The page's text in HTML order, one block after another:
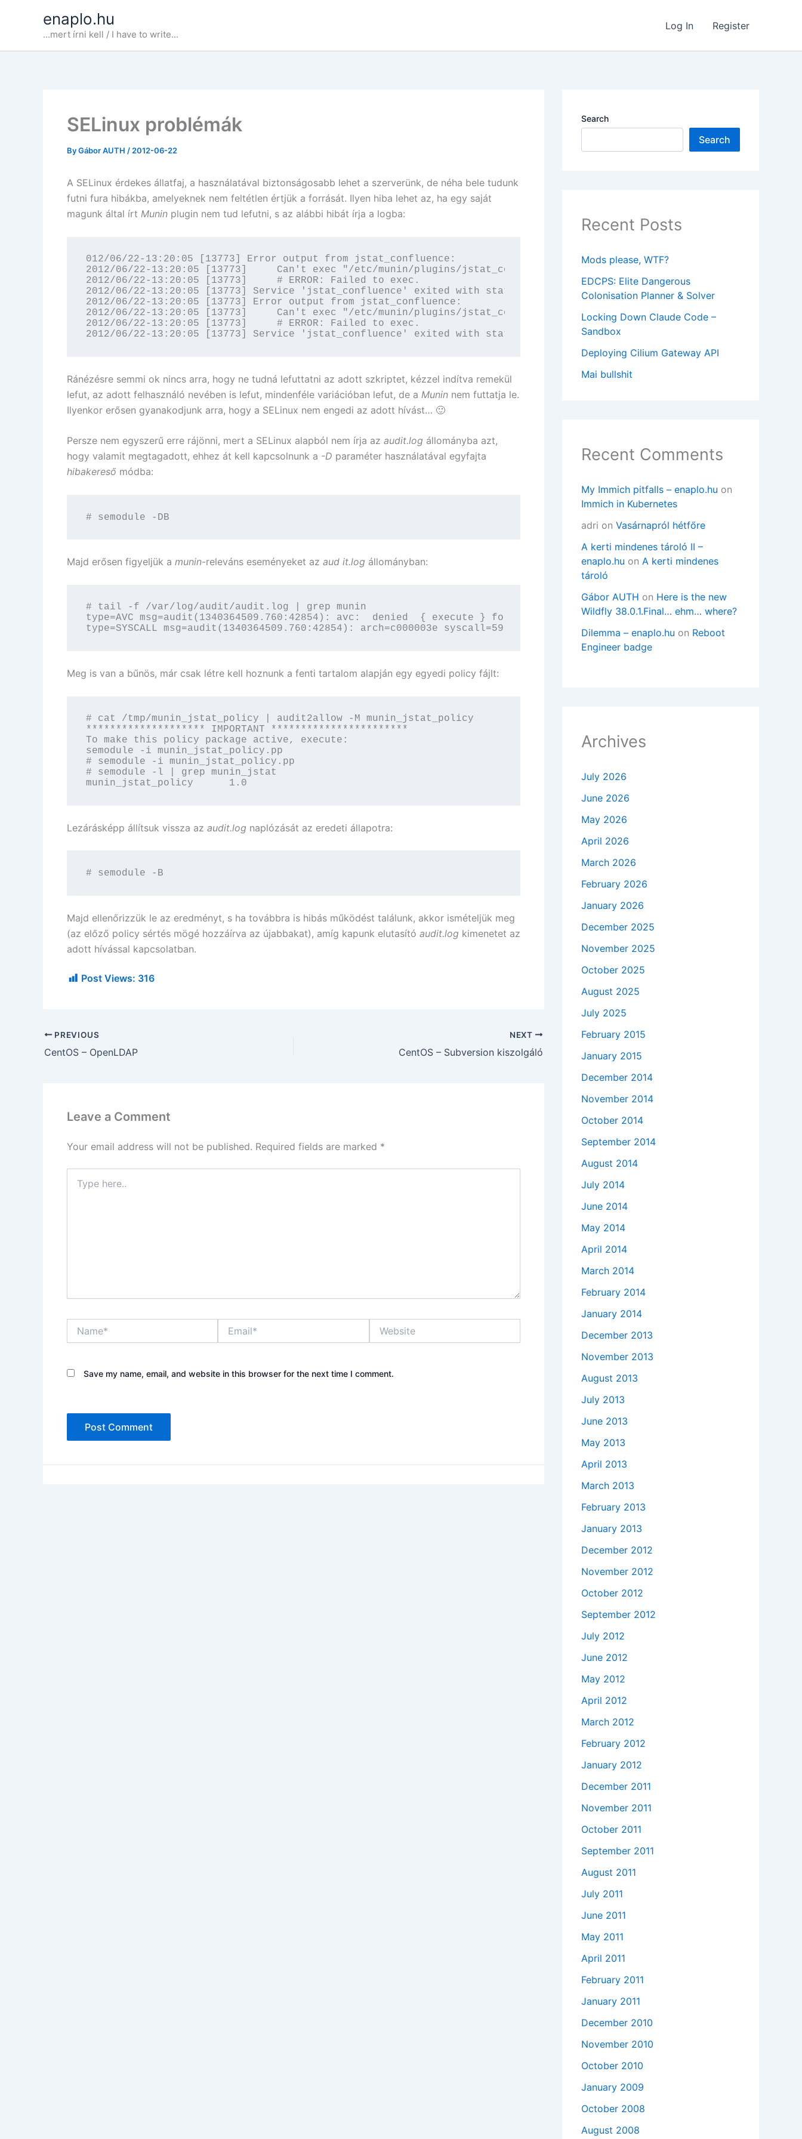
enaplo.hu
...mert írni kell / I have to write...
Log In Register
SELinux problémák
ByGábor AUTH / 2012-06-22
A SELinux érdekes állatfaj, a használatával biztonságosabb lehet a szerverünk, de néha bele tudunk
futni fura hibákba, amelyeknek nem feltétlen értjük a forrását. Ilyen hiba lehet az, ha egy saját
magunk által írt Munin plugin nem tud lefutni, s az alábbi hibát írja a logba:
012/06/22-13:20:05 [13773] Error output from jstat_confluence:
2012/06/22-13:20:05 [13773]     Can't exec "/etc/munin/plugins/jstat_confluence": Permission denied at /usr/share/perl5/
2012/06/22-13:20:05 [13773]     # ERROR: Failed to exec.
2012/06/22-13:20:05 [13773] Service 'jstat_confluence' exited with status 42/0.
2012/06/22-13:20:05 [13773] Error output from jstat_confluence:
2012/06/22-13:20:05 [13773]     Can't exec "/etc/munin/plugins/jstat_confluence": Permission denied at /usr/share/perl5/
2012/06/22-13:20:05 [13773]     # ERROR: Failed to exec.
2012/06/22-13:20:05 [13773] Service 'jstat_confluence' exited with status 42/0.
Ránézésre semmi ok nincs arra, hogy ne tudná lefuttatni az adott szkriptet, kézzel indítva remekül
lefut, az adott felhasználó nevében is lefut, mindenféle variációban lefut, de a Munin nem futtatja le.
Ilyenkor erősen gyanakodjunk arra, hogy a SELinux nem engedi az adott hívást… 🙂
Persze nem egyszerű erre rájönni, mert a SELinux alapból nem írja az audit.log állományba azt,
hogy valamit megtagadott, ehhez át kell kapcsolnunk a -D paraméter használatával egyfajta
hibakereső módba:
# semodule -DB
Majd erősen figyeljük a munin-releváns eseményeket az aud it.log állományban:
# tail -f /var/log/audit/audit.log | grep munin
type=AVC msg=audit(1340364509.760:42854): avc:  denied  { execute } for  pid=14980 comm="munin-node" name="jstat"
type=SYSCALL msg=audit(1340364509.760:42854): arch=c000003e syscall=59 success=no exit=-13 a0=160b4a0 a1=160b400
Meg is van a bűnös, már csak létre kell hoznunk a fenti tartalom alapján egy egyedi policy fájlt:
# cat /tmp/munin_jstat_policy | audit2allow -M munin_jstat_policy
******************** IMPORTANT ***********************
To make this policy package active, execute:
semodule -i munin_jstat_policy.pp
# semodule -i munin_jstat_policy.pp
# semodule -l | grep munin_jstat
munin_jstat_policy      1.0
Lezárásképp állítsuk vissza az audit.log naplózását az eredeti állapotra:
# semodule -B
Majd ellenőrizzük le az eredményt, s ha továbbra is hibás működést találunk, akkor ismételjük meg
(az előző policy sértés mögé hozzáírva az újabbakat), amíg kapunk elutasító audit.log kimenetet az
adott hívással kapcsolatban.
Post Views: 316
PREVIOUS
CentOS – OpenLDAP
NEXT
CentOS – Subversion kiszolgáló
Leave a Comment
Your email address will not be published. Required fields are marked *
here..
Save my name, email, and website in this browser for the next time I comment.
Search
Search
Recent Posts
Mods please, WTF?
EDCPS: Elite Dangerous
Colonisation Planner & Solver
Locking Down Claude Code –
Sandbox
Deploying Cilium Gateway API
Mai bullshit
Recent Comments
My Immich pitfalls – enaplo.hu on
Immich in Kubernetes
adri on Vasárnapról hétfőre
A kerti mindenes tároló II –
enaplo.hu on A kerti mindenes
tároló
Gábor AUTH on Here is the new
Wildfly 38.0.1.Final… ehm… where?
Dilemma – enaplo.hu on Reboot
Engineer badge
Archives
July 2026
June 2026
May 2026
April 2026
March 2026
February 2026
January 2026
December 2025
November 2025
October 2025
August 2025
July 2025
February 2015
January 2015
December 2014
November 2014
October 2014
September 2014
August 2014
July 2014
June 2014
May 2014
April 2014
March 2014
February 2014
January 2014
December 2013
November 2013
August 2013
July 2013
June 2013
May 2013
April 2013
March 2013
February 2013
January 2013
December 2012
November 2012
October 2012
September 2012
July 2012
June 2012
May 2012
April 2012
March 2012
February 2012
January 2012
December 2011
November 2011
October 2011
September 2011
August 2011
July 2011
June 2011
May 2011
April 2011
February 2011
January 2011
December 2010
November 2010
October 2010
January 2009
October 2008
August 2008